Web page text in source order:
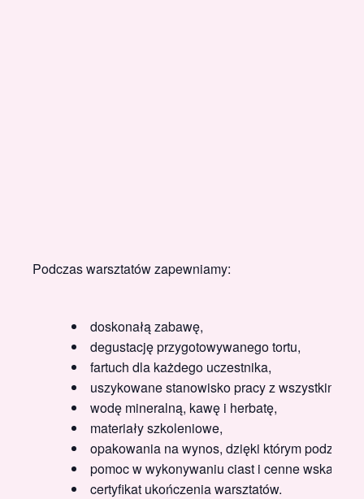
Podczas warsztatów zapewniamy:
doskonałą zabawę,
degustację przygotowywanego tortu,
fartuch dla każdego uczestnika,
uszykowane stanowisko pracy z wszystkimi
wodę mineralną, kawę i herbatę,
materiały szkoleniowe,
opakowania na wynos, dzięki którym
pomoc w wykonywaniu ciast i cenne
certyfikat ukończenia warsztatów.